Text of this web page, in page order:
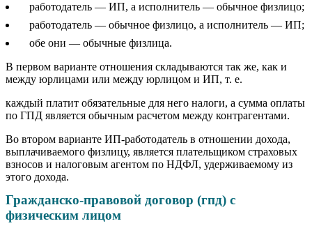
работодатель — ИП, а исполнитель — обычное физлицо;
работодатель — обычное физлицо, а исполнитель — ИП;
обе они — обычные физлица.
В первом варианте отношения складываются так же, как и
между юрлицами или между юрлицом и ИП, т. е.
каждый платит обязательные для него налоги, а сумма оплаты
по ГПД является обычным расчетом между контрагентами.
Во втором варианте ИП-работодатель в отношении дохода,
выплачиваемого физлицу, является плательщиком страховых
взносов и налоговым агентом по НДФЛ, удерживаемому из
этого дохода.
Гражданско-правовой договор (гпд) с
физическим лицом